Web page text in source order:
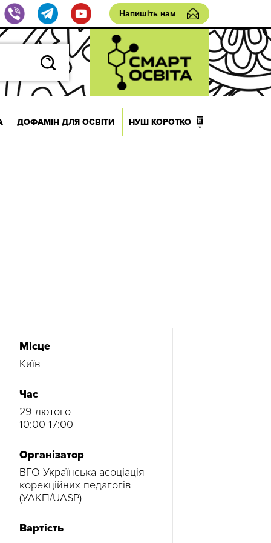
Напишіть нам
ДОФАМІН ДЛЯ ОСВІТИ НУШ КОРОТКО
Місце
Київ
Час
29 лютого
10:00-17:00
Організатор
ВГО Українська асоціація
корекційних педагогів
(УАКП/UASP)
Вартість